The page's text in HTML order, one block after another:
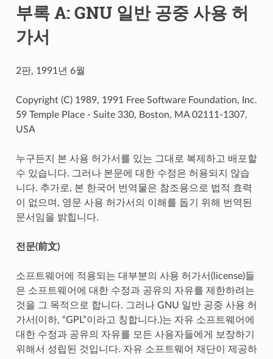
부록 A: GNU 일반 공중 사용 허
가서
2판, 1991년 6월
Copyright (C) 1989, 1991 Free Software Foundation, Inc.
59 Temple Place - Suite 330, Boston, MA 02111-1307,
USA
누구든지 본 사용 허가서를 있는 그대로 복제하고 배포할
수 있습니다. 그러나 본문에 대한 수정은 허용되지 않습
니다. 추가로, 본 한국어 번역물은 참조용으로 법적 효력
이 없으며, 영문 사용 허가서의 이해를 돕기 위해 번역된
문서임을 밝힙니다.
전문(前文)
소프트웨어에 적용되는 대부분의 사용 허가서(license)들
은 소프트웨어에 대한 수정과 공유의 자유를 제한하려는
것을 그 목적으로 합니다. 그러나 GNU 일반 공중 사용 허
가서(이하, “GPL”이라고 칭합니다.)는 자유 소프트웨어에
대한 수정과 공유의 자유를 모든 사용자들에게 보장하기
위해서 성립된 것입니다. 자유 소프트웨어 재단이 제공하